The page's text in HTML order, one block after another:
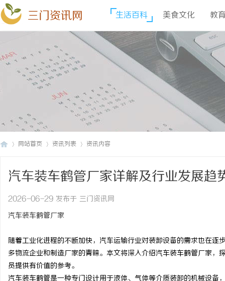
三门资讯网 生活百科 美食文化 教
网站首页 资讯列表 资讯内容
汽车装车鹤管厂家详解及行业发展趋
2026-06-29 发布于 三门资讯网
汽车装车鹤管厂家
随着工业化进程的不断加快，汽车运输行业对装卸设备的需求也在
多物流企业和制造厂家的青睐。本文将深入介绍汽车装车鹤管厂家
员提供有价值的参考。
汽车装车鹤管是一种专门设计用于液体、气体等介质装卸的机械设